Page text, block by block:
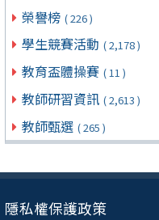
榮譽榜 ( 226 )
學生競賽活動 ( 2,178 )
教育盃體操賽 ( 11 )
教師研習資訊 ( 2,613 )
教師甄選 ( 265 )
隱私權保護政策